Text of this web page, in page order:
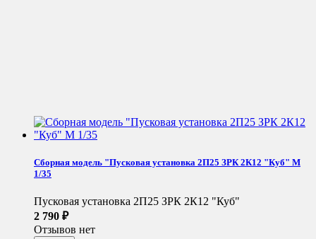
Сборная модель "Пусковая установка 2П25 ЗРК 2К12 "Куб" М
1/35
Пусковая установка 2П25 ЗРК 2К12 "Куб"
2 790 ₽
Отзывов нет